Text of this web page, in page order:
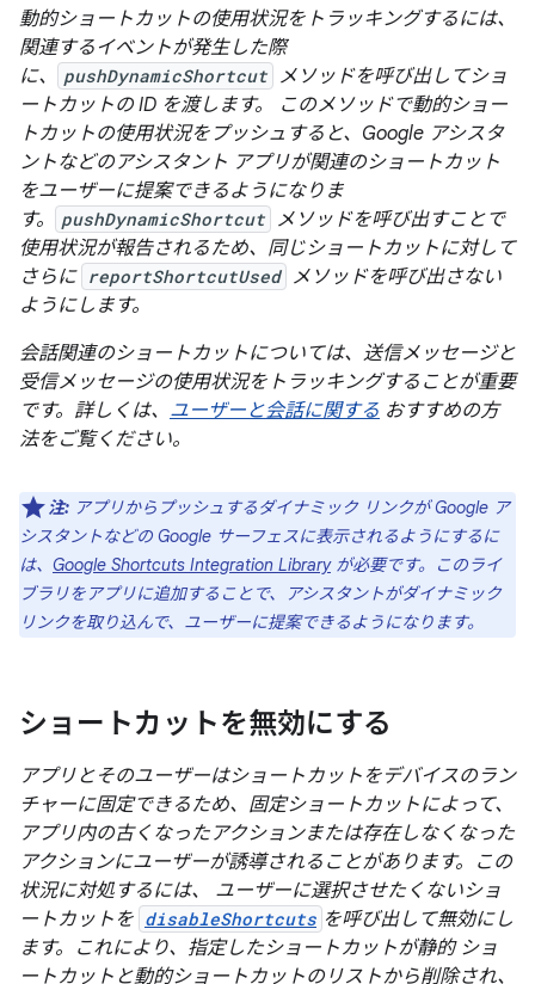
動的ショートカットの使用状況をトラッキングするには、
関連するイベントが発生した際
に、
pushDynamicShortcut メソッドを呼び出してショ
ートカットの ID を渡します。 このメソッドで動的ショー
トカットの使用状況をプッシュすると、Google アシスタ
ントなどのアシスタント アプリが関連のショートカット
をユーザーに提案できるようになりま
す。
pushDynamicShortcut メソッドを呼び出すことで
使用状況が報告されるため、同じショートカットに対して
さらに reportShortcutUsed メソッドを呼び出さない
ようにします。
会話関連のショートカットについては、送信メッセージと
受信メッセージの使用状況をトラッキングすることが重要
です。詳しくは、 ユーザーと会話に関する おすすめの方
法をご覧ください。
注: アプリからプッシュするダイナミック リンクが Google ア
シスタントなどの Google サーフェスに表示されるようにするに
は、 Google Shortcuts Integration Libraryが必要です。このライ
ブラリをアプリに追加することで、アシスタントがダイナミック
リンクを取り込んで、ユーザーに提案できるようになります。
ショートカットを無効にする
アプリとそのユーザーはショートカットをデバイスのラン
チャーに固定できるため、固定ショートカットによって、
アプリ内の古くなったアクションまたは存在しなくなった
アクションにユーザーが誘導されることがあります。この
状況に対処するには、 ユーザーに選択させたくないショ
ートカットを disableShortcuts を呼び出して無効にし
ます。これにより、指定したショートカットが静的 ショ
ートカットと動的ショートカットのリストから削除され、